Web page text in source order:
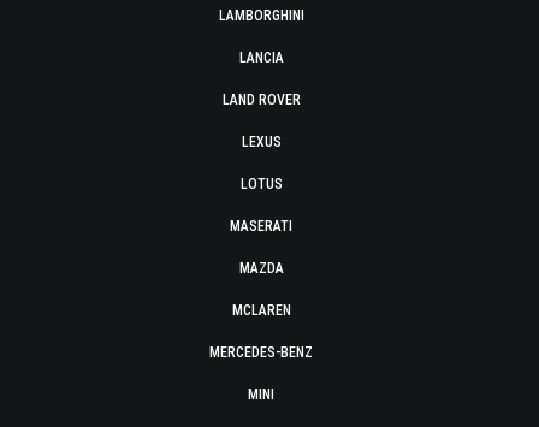
LAMBORGHINI
LANCIA
LAND ROVER
LEXUS
LOTUS
MASERATI
MAZDA
MCLAREN
MERCEDES-BENZ
MINI